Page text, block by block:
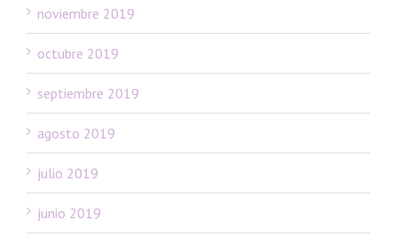
noviembre 2019
octubre 2019
septiembre 2019
agosto 2019
julio 2019
junio 2019